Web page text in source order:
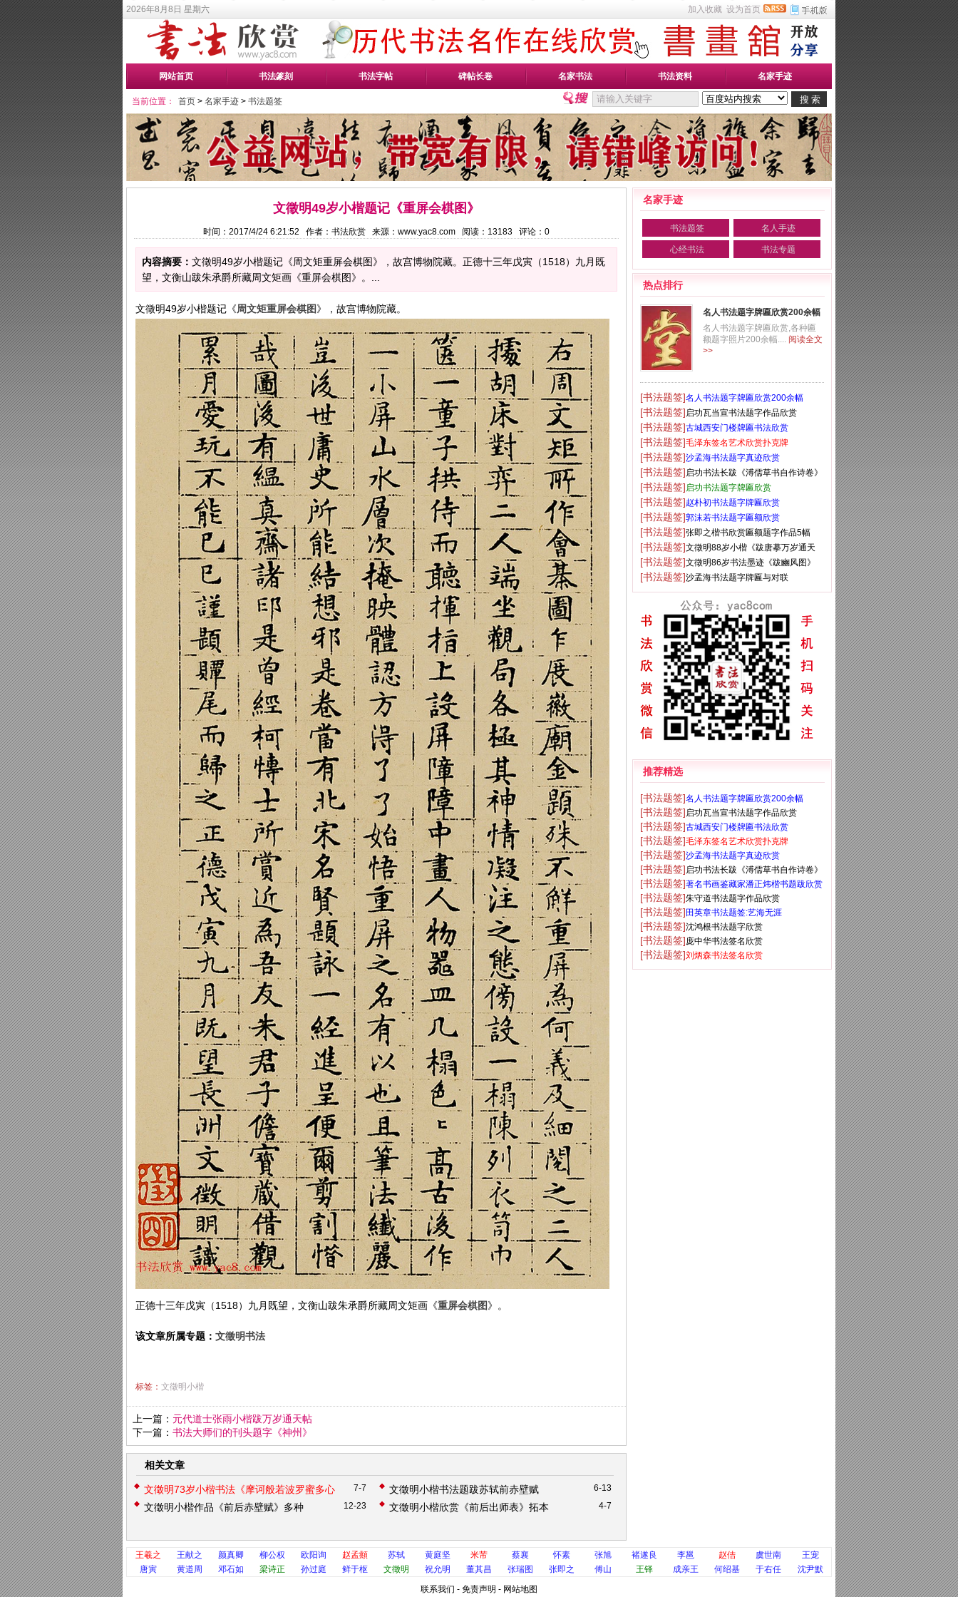
2026年8月8日 星期六 加入收藏 设为首页
网站首页 书法篆刻 书法字帖 碑帖长卷 名家书法 书法资料 名家手迹
当前位置： 首页 > 名家手迹 > 书法题签
文徵明49岁小楷题记《重屏会棋图》
时间：2017/4/24 6:21:52 作者：书法欣赏 来源：www.yac8.com 阅读： 13183 评论： 0
内容摘要： 文徵明49岁小楷题记《周文矩重屏会棋图》，故宫博物院藏。正德十三年戊寅（1518）九月既
望，文衡山跋朱承爵所藏周文矩画《重屏会棋图》。...
文徵明49岁小楷题记《周文矩重屏会棋图》，故宫博物院藏。
正德十三年戊寅（1518）九月既望，文衡山跋朱承爵所藏周文矩画《重屏会棋图》。
该文章所属专题： 文徵明书法
标签： 文徵明小楷
上一篇： 元代道士张雨小楷跋万岁通天帖
下一篇： 书法大师们的刊头题字《神州》
相关文章
7-7
文徵明73岁小楷书法《摩诃般若波罗蜜多心
经》
6-13
文徵明小楷书法题跋苏轼前赤壁赋
12-23
文徵明小楷作品《前后赤壁赋》多种 4-7
文徵明小楷欣赏《前后出师表》拓本
名家手迹
书法题签 名人手迹
心经书法 书法专题
热点排行
名人书法题字牌匾欣赏200余幅
名人书法题字牌匾欣赏,各种匾
额题字照片200余幅.... 阅读全文
>>
[书法题签]名人书法题字牌匾欣赏200余幅
[书法题签]启功瓦当宣书法题字作品欣赏
[书法题签]古城西安门楼牌匾书法欣赏
[书法题签]毛泽东签名艺术欣赏扑克牌
[书法题签]沙孟海书法题字真迹欣赏
[书法题签]启功书法长跋《溥儒草书自作诗卷》
[书法题签]启功书法题字牌匾欣赏
[书法题签]赵朴初书法题字牌匾欣赏
[书法题签]郭沫若书法题字匾额欣赏
[书法题签]张即之楷书欣赏匾额题字作品5幅
[书法题签]文徵明88岁小楷《跋唐摹万岁通天
帖》
[书法题签]文徵明86岁书法墨迹《跋豳风图》
[书法题签]沙孟海书法题字牌匾与对联
推荐精选
[书法题签]名人书法题字牌匾欣赏200余幅
[书法题签]启功瓦当宣书法题字作品欣赏
[书法题签]古城西安门楼牌匾书法欣赏
[书法题签]毛泽东签名艺术欣赏扑克牌
[书法题签]沙孟海书法题字真迹欣赏
[书法题签]启功书法长跋《溥儒草书自作诗卷》
[书法题签]著名书画鉴藏家潘正炜楷书题跋欣赏
[书法题签]朱守道书法题字作品欣赏
[书法题签] 田英章书法题签:艺海无涯
[书法题签]沈鸿根书法题字欣赏
[书法题签]庞中华书法签名欣赏
[书法题签]刘炳森书法签名欣赏
王羲之 王献之 颜真卿 柳公权 欧阳询 赵孟頫 苏轼 黄庭坚 米芾 蔡襄 怀素 张旭 褚遂良 李邕 赵佶 虞世南
王宠
唐寅
黄道周 邓石如 梁诗正 孙过庭 鲜于枢 文徵明 祝允明 董其昌 张瑞图 张即之 傅山 王铎 成亲王 何绍基 于右任
沈尹默
联系我们 - 免责声明 - 网站地图